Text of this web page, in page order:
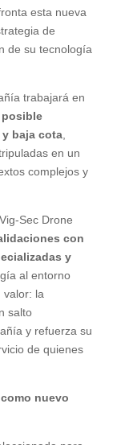
esta nueva
de
de su tecnología
trabajará en
posible
baja cota,
en un
complejos y
Sec Drone
con
y
al entorno
valor: la
salto
y refuerza su
de quienes
nuevo